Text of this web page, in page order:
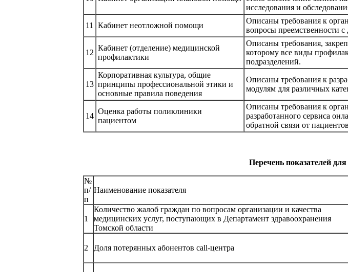
исследования и
11 Кабинет неотложной помощи
Описаны требования к
вопросы преемственности
12
Кабинет (отделение) медицинской
профилактики
Описаны требования,
которому все виды
подразделений.
13
Корпоративная культура, общие
принципы профессиональной этики и
основные правила поведения
Описаны требования к
модулям для различных
14
Оценка работы поликлиники
пациентом
Описаны требования к
разработанного сервиса
обратной связи от
Перечень показателей
№
п/
п
Наименование показателя
1
Количество жалоб граждан по вопросам организации и качества
медицинских услуг, поступающих в Департамент здравоохранения
Томской области
2 Доля потерянных абонентов call-центра